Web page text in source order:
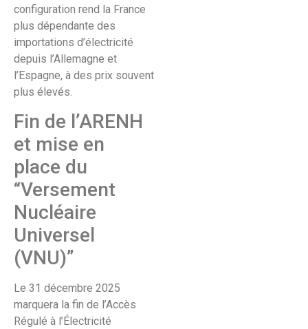
configuration rend la France
plus dépendante des
importations d’électricité
depuis l’Allemagne et
l’Espagne, à des prix souvent
plus élevés.
Fin de l’ARENH
et mise en
place du
“Versement
Nucléaire
Universel
(VNU)”
Le 31 décembre 2025
marquera la fin de l’Accès
Régulé à l’Électricité